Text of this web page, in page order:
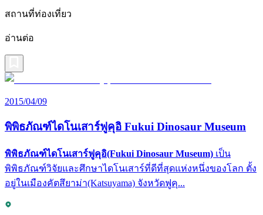
สถานที่ท่องเที่ยว
อ่านต่อ
2015/04/09
พิพิธภัณฑ์ไดโนเสาร์ฟูคุอิ Fukui Dinosaur Museum
พิพิธภัณฑ์ไดโนเสาร์ฟูคุอิ(Fukui Dinosaur Museum) เป็น
พิพิธภัณฑ์วิจัยและศึกษาไดโนเสาร์ที่ดีที่สุดแห่งหนึ่งของโลก ตั้ง
อยู่ในเมืองคัตสึยาม่า(Katsuyama) จังหวัดฟูคุ...